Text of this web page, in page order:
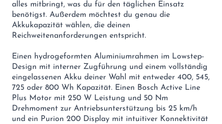
alles mitbringt, was du für den täglichen Einsatz
benötigst. Außerdem möchtest du genau die
Akkukapazität wählen, die deinen
Reichweitenanforderungen entspricht.
Einen hydrogeformten Aluminiumrahmen im Lowstep-
Design mit interner Zugführung und einem vollständig
eingelassenen Akku deiner Wahl mit entweder 400, 545,
725 oder 800 Wh Kapazität. Einen Bosch Active Line
Plus Motor mit 250 W Leistung und 50 Nm
Drehmoment zur Antriebsunterstützung bis 25 km/h
und ein Purion 200 Display mit intuitiver Konnektivität